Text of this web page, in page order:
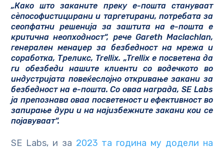
„Како што заканите преку е-пошта стануваат
сѐпософистицирани и таргетирани, потребата за
сеопфатни решенија за заштита на е-пошта е
критична неопходност“, рече Gareth Maclachlan,
генерален менаџер за безбедност на мрежа и
соработка, Треликс, Trellix. „Trellix е посветена да
ги обезбеди нашите клиенти со водечкото во
индустријата повеќеслојно откривање закани за
безбедност на е-пошта. Со оваа награда, SE Labs
ја препознава оваа посветеност и ефективност во
запирање дури и на најизбежните закани кои се
појавуваат“.
SE Labs, и за 2023 та година му додели на